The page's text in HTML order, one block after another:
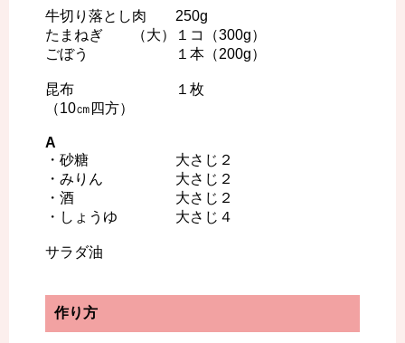
牛切り落とし肉 250g
たまねぎ （大）１コ（300g）
ごぼう １本（200g）
昆布 １枚
（10㎝四方）
A
・砂糖 大さじ２
・みりん 大さじ２
・酒 大さじ２
・しょうゆ 大さじ４
サラダ油
作り方